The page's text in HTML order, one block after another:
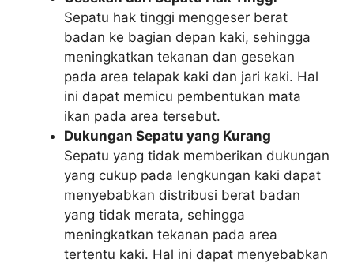
Sepatu hak tinggi menggeser berat
badan ke bagian depan kaki, sehingga
meningkatkan tekanan dan gesekan
pada area telapak kaki dan jari kaki. Hal
ini dapat memicu pembentukan mata
ikan pada area tersebut.
Dukungan Sepatu yang Kurang
Sepatu yang tidak memberikan dukungan
yang cukup pada lengkungan kaki dapat
menyebabkan distribusi berat badan
yang tidak merata, sehingga
meningkatkan tekanan pada area
tertentu kaki. Hal ini dapat menyebabkan